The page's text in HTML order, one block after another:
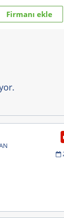
Firmanı ekle